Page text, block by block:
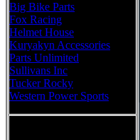
Big Bike Parts
Fox Racing
Helmet House
Kuryakyn Accessories
Parts Unlimited
Sullivans Inc
Tucker Rocky
Western Power Sports